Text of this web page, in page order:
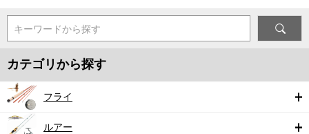
キーワードから探す
カテゴリから探す
フライ
ルアー